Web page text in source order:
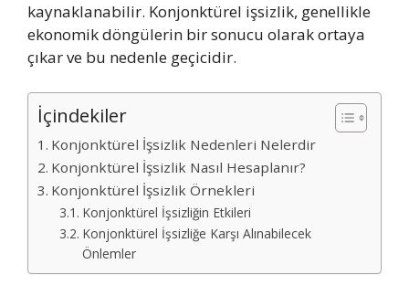
kaynaklanabilir. Konjonktürel işsizlik, genellikle
ekonomik döngülerin bir sonucu olarak ortaya
çıkar ve bu nedenle geçicidir.
İçindekiler
Konjonktürel İşsizlik Nedenleri Nelerdir
Konjonktürel İşsizlik Nasıl Hesaplanır?
Konjonktürel İşsizlik Örnekleri
Konjonktürel İşsizliğin Etkileri
Konjonktürel İşsizliğe Karşı Alınabilecek
Önlemler